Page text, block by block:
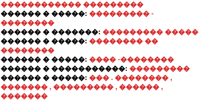
������������ ���������
������ � �����: ��������� -
��������
������ � �������: ��������� �����
������ � �����: �������� ��
��������
������ � �����: ���� -��������
������ � �����������: ���������
������ � �����: ��� . �������� ,
������� , ��������� , ������ ,
�������